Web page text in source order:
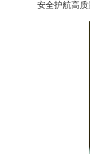
安全护航高质